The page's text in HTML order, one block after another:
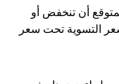
أن تنخفض أو
تحت سعر